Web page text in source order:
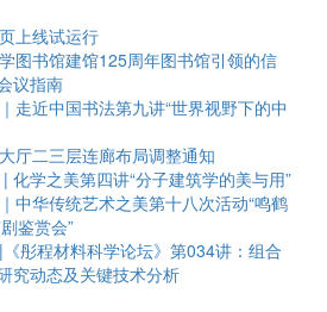
上线试运行
图书馆建馆125周年图书馆引领的信
议指南
走近中国书法第九讲“世界视野下的中
厅二三层连廊布局调整通知
化学之美第四讲“分子建筑学的美与用”
中华传统艺术之美第十八次活动“鸣鹤
鉴赏会”
彤程材料科学论坛》第034讲：组合
究动态及关键技术分析